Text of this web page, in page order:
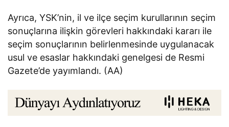
Ayrıca, YSK’nin, il ve ilçe seçim kurullarının seçim
sonuçlarına ilişkin görevleri hakkındaki kararı ile
seçim sonuçlarının belirlenmesinde uygulanacak
usul ve esaslar hakkındaki genelgesi de Resmi
Gazete’de yayımlandı. (AA)